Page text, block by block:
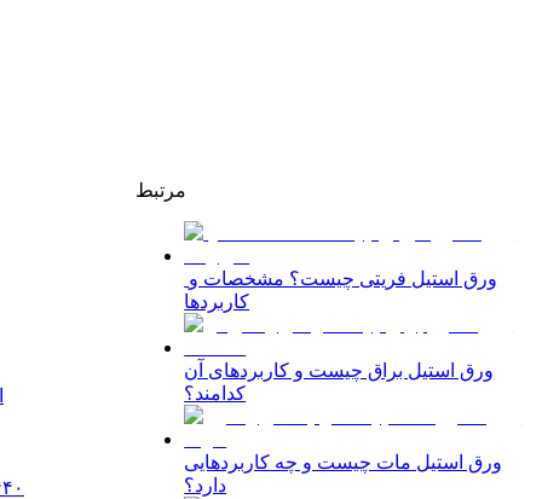
مرتبط
کاربردها
ورق استیل براق چیست و کاربردهای آن
کدامند؟
ورق استیل مات چیست و چه کاربردهایی
دارد؟